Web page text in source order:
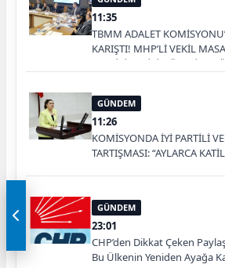
11:35
TBMM ADALET
KARIŞTI! MHP’Lİ VEKİL
PARTİLİ VEKİLİN ÜZERİNE
GÜNDEM
11:26
KOMİSYONDA İYİ PARTİLİ
TARTIŞMASI: “AYLARCA
GÜNDEM
23:01
CHP’den Dikkat Çeken
Bu Ülkenin Yeniden Ayağa